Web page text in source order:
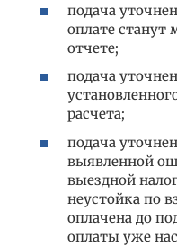
подача
оплате станут
отчете;
подача
расчета;
подача
выявленной
выездной
неустойка по
оплачена до
оплаты уже